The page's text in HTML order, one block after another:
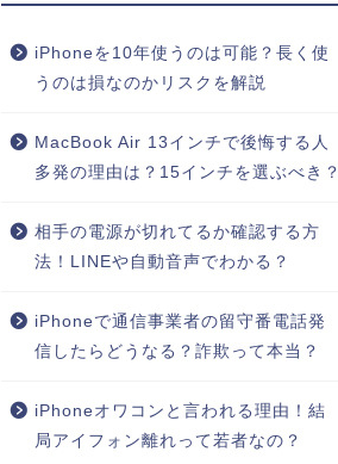
iPhoneを10年使うのは可能？長く使
うのは損なのかリスクを解説
MacBook Air 13インチで後悔する人
多発の理由は？15インチを選ぶべき？
相手の電源が切れてるか確認する方
法！LINEや自動音声でわかる？
iPhoneで通信事業者の留守番電話発
信したらどうなる？詐欺って本当？
iPhoneオワコンと言われる理由！結
局アイフォン離れって若者なの？